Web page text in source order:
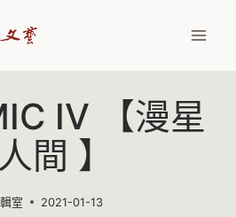
IV 【漫星
間 】
室 2021-01-13